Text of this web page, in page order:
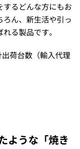
するどんな方にもお
ん、新生活や引っ
る製品です。
荷台数（輸入代理
ような「焼き